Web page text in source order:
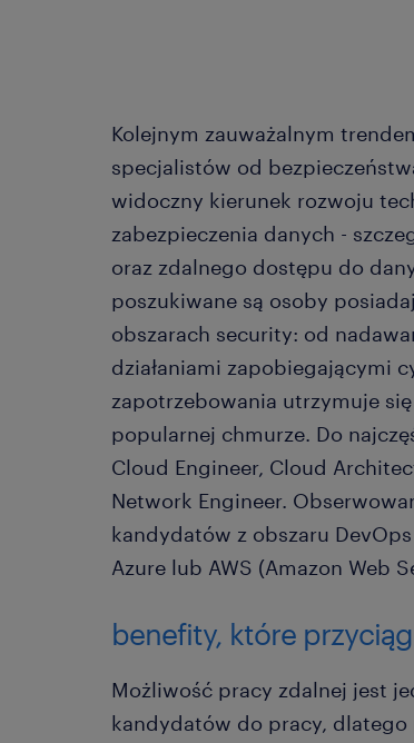
Kolejnym zauważalnym
specjalistów od
widoczny kierunek rozwoju
zabezpieczenia danych -
oraz zdalnego dostępu do
poszukiwane są osoby
obszarach security: od
działaniami zapobiegającymi
zapotrzebowania utrzymuje
popularnej chmurze. Do
Cloud Engineer, Cloud
Network Engineer.
kandydatów z obszaru
Azure lub AWS (Amazon Web
benefity, które
Możliwość pracy zdalnej jest
kandydatów do pracy,